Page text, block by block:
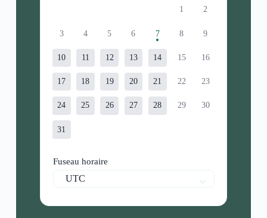
1 2
3 4 5 6 7 8 9
10 11 12 13 14 15 16
17 18 19 20 21 22 23
24 25 26 27 28 29 30
31
Fuseau horaire
UTC